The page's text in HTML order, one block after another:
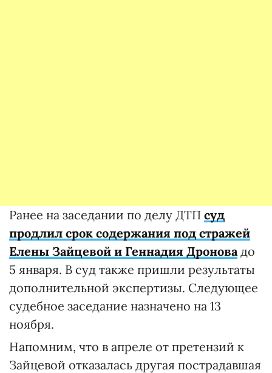
Ранее на заседании по делу ДТП суд
продлил срок содержания под стражей
Елены Зайцевой и Геннадия Дроновадо
5 января. В суд также пришли результаты
дополнительной экспертизы. Следующее
судебное заседание назначено на 13
ноября.
Напомним, что в апреле от претензий к
Зайцевой отказалась другая пострадавшая